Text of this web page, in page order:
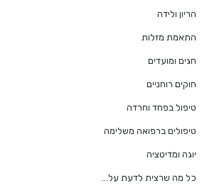
הריון ולידה
התאמת מזלות
חגים ומועדים
חוקים רוחניים
טיפול בפחד וחרדה
טיפולים ברפואה משלימה
יוגה ומדיטציה
כל מה שרצית לדעת על…